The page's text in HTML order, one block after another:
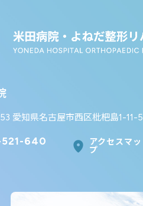
愛知県名古屋市西区枇杷島1-11-5
640
アクセスマッ
プ